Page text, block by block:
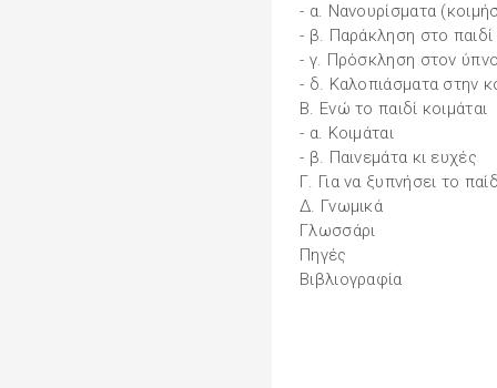
- α. Νανουρίσματα
- β. Παράκληση στο
- γ. Πρόσκληση στον
- δ. Καλοπιάσματα στην
Β. Ενώ το παιδί κοιμάται
- α. Κοιμάται
- β. Παινεμάτα κι ευχές
Γ. Για να ξυπνήσει το
Δ. Γνωμικά
Γλωσσάρι
Πηγές
Βιβλιογραφία